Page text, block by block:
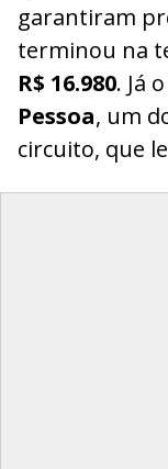
garantiram
terminou na
R$ 16.980. Já
Pessoa, um
circuito, que